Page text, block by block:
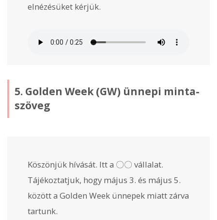
elnézésüket kérjük.
5. Golden Week (GW) ünnepi minta-
szöveg
Köszönjük hívását. Itt a 〇〇 vállalat.
Tájékoztatjuk, hogy május 3. és május 5.
között a Golden Week ünnepek miatt zárva
tartunk.